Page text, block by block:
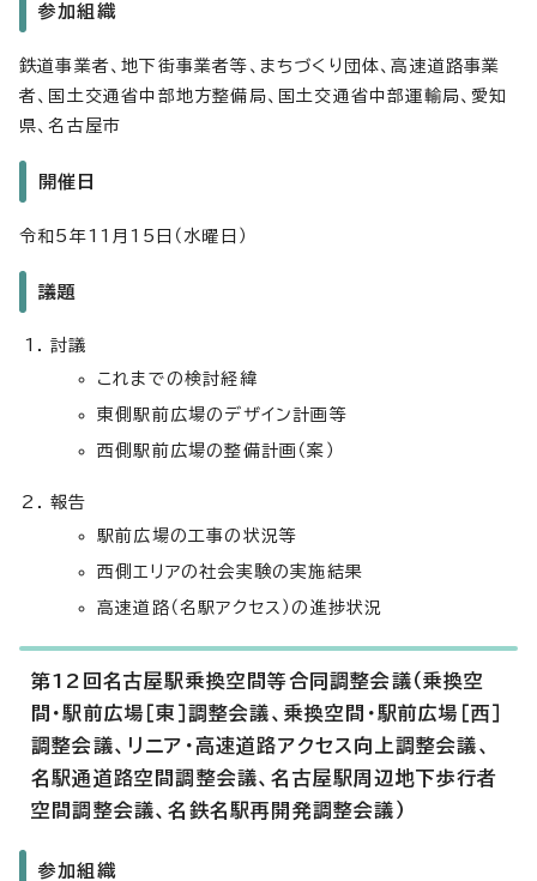
参加組織
鉄道事業者、地下街事業者等、まちづくり団体、高速道路事業
者、国土交通省中部地方整備局、国土交通省中部運輸局、愛知
県、名古屋市
開催日
令和5年11月15日（水曜日）
議題
討議
これまでの検討経緯
東側駅前広場のデザイン計画等
西側駅前広場の整備計画（案）
報告
駅前広場の工事の状況等
西側エリアの社会実験の実施結果
高速道路（名駅アクセス）の進捗状況
第12回名古屋駅乗換空間等合同調整会議（乗換空
間・駅前広場［東］調整会議、乗換空間・駅前広場［西］
調整会議、リニア・高速道路アクセス向上調整会議、
名駅通道路空間調整会議、名古屋駅周辺地下歩行者
空間調整会議、名鉄名駅再開発調整会議）
参加組織